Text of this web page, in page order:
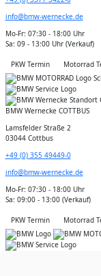
info@bmw-wernecke.de
Mo-Fr: 07:30 - 18:00 Uhr
Sa: 09 - 13:00 Uhr (Verkauf)
PKW Termin Motorrad
BMW Wernecke COTTBUS
Lamsfelder Straße 2
03044 Cottbus
+49 (0) 355 49449-0
info@bmw-wernecke.de
Mo-Fr: 07:30 - 18:00 Uhr
Sa: 09:00 - 13:00 (Verkauf)
PKW Termin Motorrad